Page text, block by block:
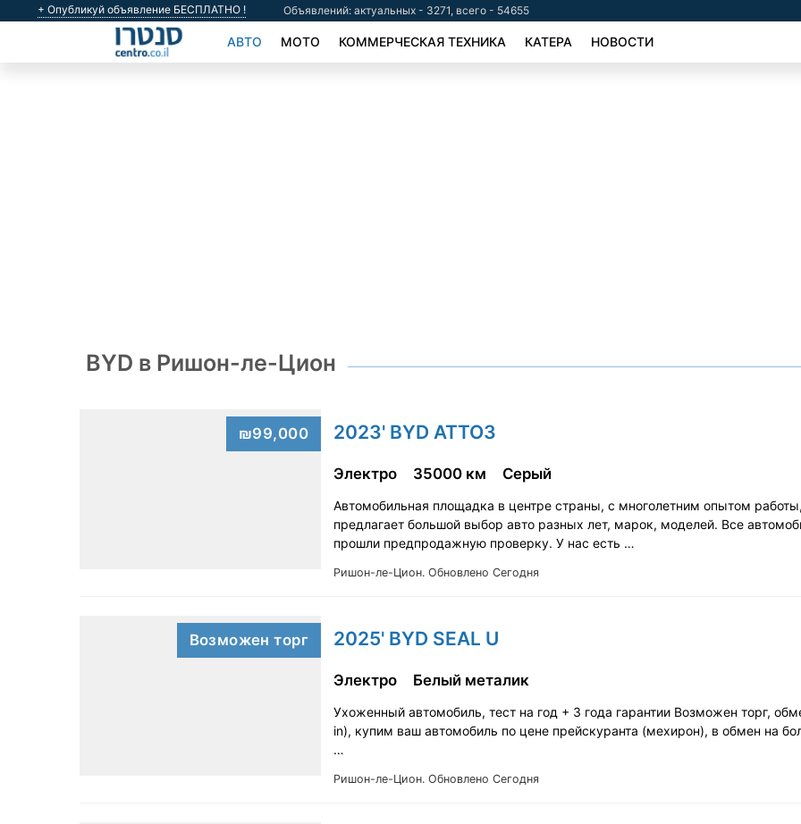
+ Опубликуй объявление БЕСПЛАТНО ! Объявлений: актуальных - 3271, всего - 54655
АВТО МОТО КОММЕРЧЕСКАЯ ТЕХНИКА КАТЕРА НОВОСТИ
BYD в Ришон-ле-Цион
₪99,000 2023' BYD ATTO3
Ришон-ле-Цион. Обновлено Сегодня
Электро 35000 км Серый
Автомобильная площадка в центре страны, с многолетним опытом работы,
предлагает большой выбор авто разных лет, марок, моделей. Все
прошли предпродажную проверку. У нас есть …
Возможен торг 2025' BYD SEAL U
Ришон-ле-Цион. Обновлено Сегодня
Электро Белый металик
Ухоженный автомобиль, тест на год + 3 года гарантии Возможен торг,
in), купим ваш автомобиль по цене прейскуранта (мехирон), в обмен на
…